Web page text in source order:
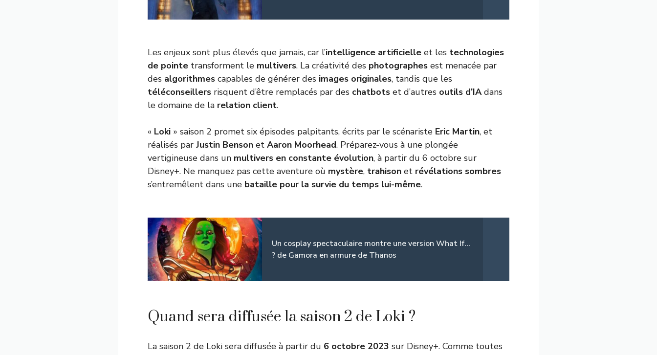
Les enjeux sont plus élevés que jamais, car l’intelligence artificielle et les technologies
de pointe transforment le multivers. La créativité des photographes est menacée par
des algorithmes capables de générer des images originales, tandis que les
téléconseillers risquent d’être remplacés par des chatbots et d’autres outils d’IAdans
le domaine de la relation client.
« Loki » saison 2 promet six épisodes palpitants, écrits par le scénariste Eric Martin, et
réalisés par Justin Benson et Aaron Moorhead. Préparez-vous à une plongée
vertigineuse dans un multivers en constante évolution, à partir du 6 octobre sur
Disney+. Ne manquez pas cette aventure où mystère, trahison et révélations sombres
s’entremêlent dans une bataille pour la survie du temps lui-même.
Un cosplay spectaculaire montre une version What If...
? de Gamora en armure de Thanos
Quand sera diffusée la saison 2 de Loki ?
La saison 2 de Loki sera diffusée à partir du 6 octobre 2023 sur Disney+. Comme toutes